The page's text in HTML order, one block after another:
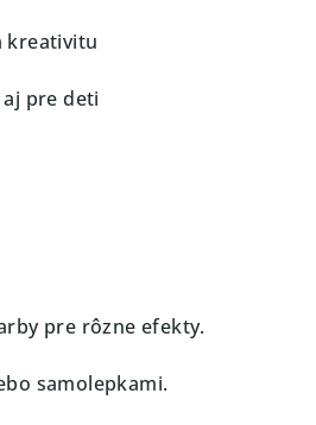
kreativitu
pre deti
pre rôzne efekty.
samolepkami.